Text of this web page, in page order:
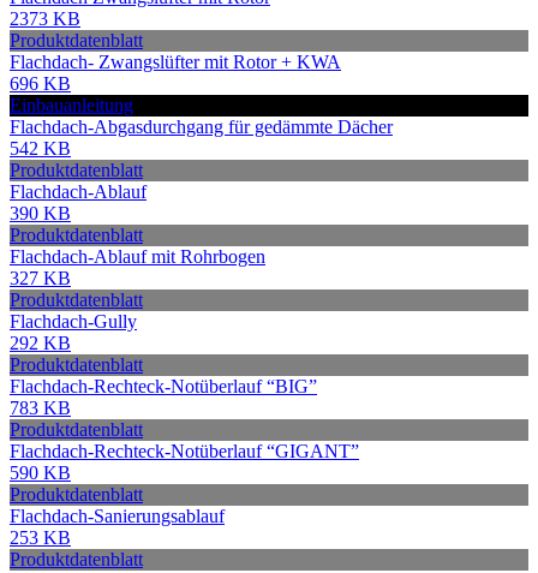
2373 KB
Produktdatenblatt
Flachdach- Zwangslüfter mit Rotor + KWA
696 KB
Einbauanleitung
Flachdach-Abgasdurchgang für gedämmte Dächer
542 KB
Produktdatenblatt
Flachdach-Ablauf
390 KB
Produktdatenblatt
Flachdach-Ablauf mit Rohrbogen
327 KB
Produktdatenblatt
Flachdach-Gully
292 KB
Produktdatenblatt
Flachdach-Rechteck-Notüberlauf “BIG”
783 KB
Produktdatenblatt
Flachdach-Rechteck-Notüberlauf “GIGANT”
590 KB
Produktdatenblatt
Flachdach-Sanierungsablauf
253 KB
Produktdatenblatt